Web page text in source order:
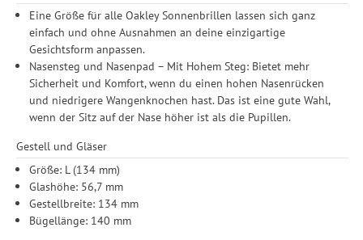
Eine Größe für alle Oakley Sonnenbrillen lassen sich ganz
einfach und ohne Ausnahmen an deine einzigartige
Gesichtsform anpassen.
Nasensteg und Nasenpad – Mit Hohem Steg: Bietet mehr
Sicherheit und Komfort, wenn du einen hohen Nasenrücken
und niedrigere Wangenknochen hast. Das ist eine gute Wahl,
wenn der Sitz auf der Nase höher ist als die Pupillen.
Gestell und Gläser
Größe: L (134 mm)
Glashöhe: 56,7 mm
Gestellbreite: 134 mm
Bügellänge: 140 mm